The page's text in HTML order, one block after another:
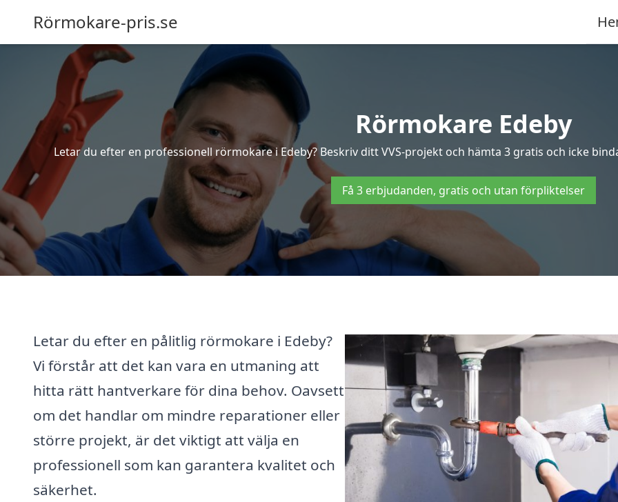
Rörmokare-pris.se
Rörmokare Edeby
Letar du efter en professionell rörmokare i Edeby? Beskriv ditt VVS-projekt och hämta 3 gratis och icke
Få 3 erbjudanden, gratis och utan förpliktelser
Letar du efter en pålitlig rörmokare i Edeby?
Vi förstår att det kan vara en utmaning att
hitta rätt hantverkare för dina behov. Oavsett
om det handlar om mindre reparationer eller
större projekt, är det viktigt att välja en
professionell som kan garantera kvalitet och
säkerhet.